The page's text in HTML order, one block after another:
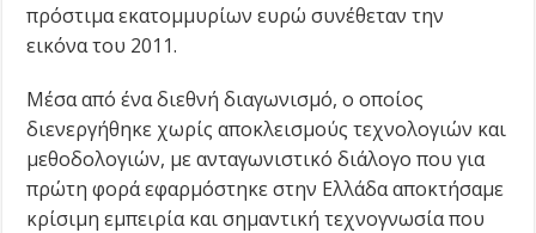
πρόστιμα εκατομμυρίων ευρώ συνέθεταν την
εικόνα του 2011.
Μέσα από ένα διεθνή διαγωνισμό, ο οποίος
διενεργήθηκε χωρίς αποκλεισμούς τεχνολογιών και
μεθοδολογιών, με ανταγωνιστικό διάλογο που για
πρώτη φορά εφαρμόστηκε στην Ελλάδα αποκτήσαμε
κρίσιμη εμπειρία και σημαντική τεχνογνωσία που